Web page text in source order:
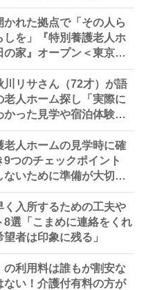
かれた拠点で「その人ら
しを」『特別養護老人ホ
の家』オープン＜東京都
＞
川リサさん（72才）が語
老人ホーム探し「実際に
かった見学や宿泊体験の
老人ホームの見学時に確
9つのチェックポイント
ないために準備が大切」
解説】
く入所するための工夫や
8選「こまめに連絡をくれ
望者は印象に残る」
の利用料は誰もが割安な
ない！介護付有料の方が